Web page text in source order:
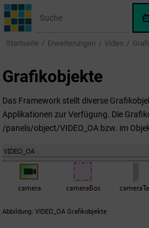
Springe zum Hauptinhalt
Startseite Erweiterungen Video
Grafikobjekte
Das Framework stellt diverse
Applikationen zur Verfügung. Die
/panels/object/VIDEO_OA bzw. im
Abbildung VIDEO_OA Grafikobjekte